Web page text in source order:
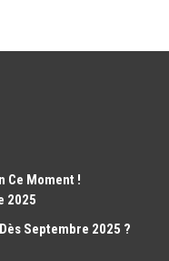
Ce Moment !
2025
Septembre 2025 ?